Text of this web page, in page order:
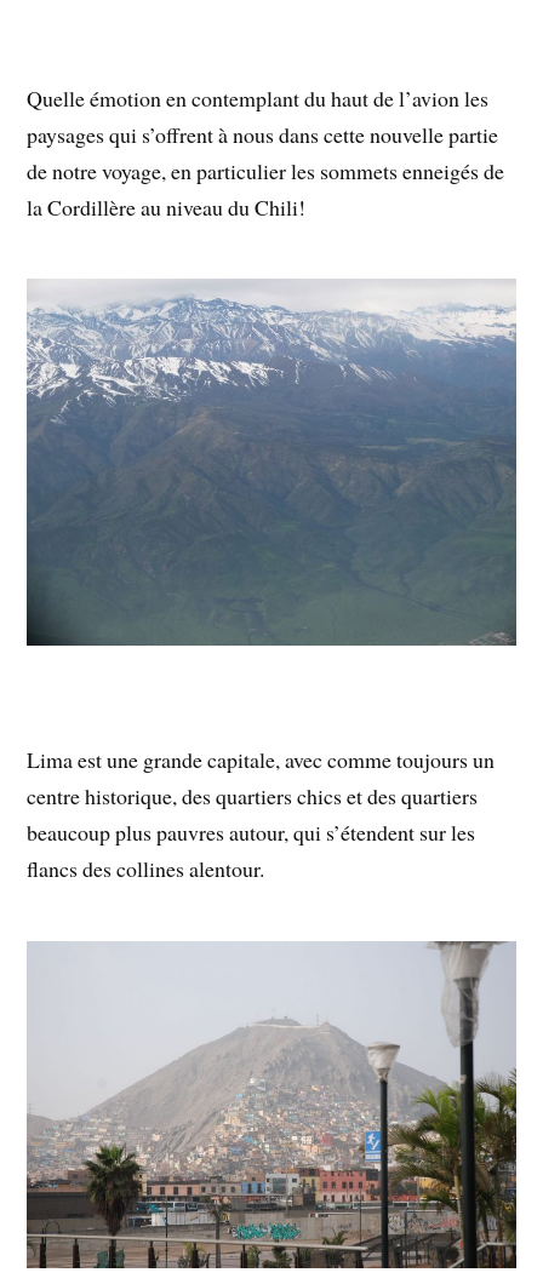
Quelle émotion en contemplant du haut de l’avion les
paysages qui s’offrent à nous dans cette nouvelle partie
de notre voyage, en particulier les sommets enneigés de
la Cordillère au niveau du Chili!
Lima est une grande capitale, avec comme toujours un
centre historique, des quartiers chics et des quartiers
beaucoup plus pauvres autour, qui s’étendent sur les
flancs des collines alentour.